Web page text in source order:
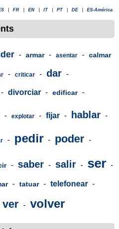
FR EN IT PT DE ES-América
- armar - asentar - calmar
- criticar - dar -
- divorciar - edificar -
- explotar - fijar - hablar -
- pedir - poder -
- saber - salir - ser -
- tatuar - telefonear -
ver - volver